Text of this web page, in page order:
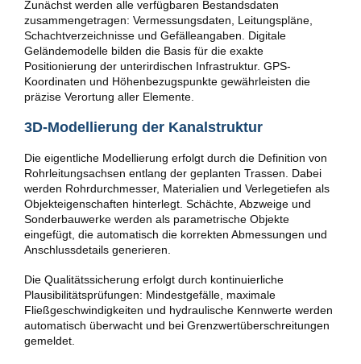
Zunächst werden alle verfügbaren Bestandsdaten
zusammengetragen: Vermessungsdaten, Leitungspläne,
Schachtverzeichnisse und Gefälleangaben. Digitale
Geländemodelle bilden die Basis für die exakte
Positionierung der unterirdischen Infrastruktur. GPS-
Koordinaten und Höhenbezugspunkte gewährleisten die
präzise Verortung aller Elemente.
3D-Modellierung der Kanalstruktur
Die eigentliche Modellierung erfolgt durch die Definition von
Rohrleitungsachsen entlang der geplanten Trassen. Dabei
werden Rohrdurchmesser, Materialien und Verlegetiefen als
Objekteigenschaften hinterlegt. Schächte, Abzweige und
Sonderbauwerke werden als parametrische Objekte
eingefügt, die automatisch die korrekten Abmessungen und
Anschlussdetails generieren.
Die Qualitätssicherung erfolgt durch kontinuierliche
Plausibilitätsprüfungen: Mindestgefälle, maximale
Fließgeschwindigkeiten und hydraulische Kennwerte werden
automatisch überwacht und bei Grenzwertüberschreitungen
gemeldet.